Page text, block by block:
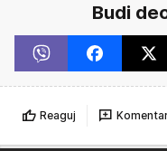
Budi
Reaguj